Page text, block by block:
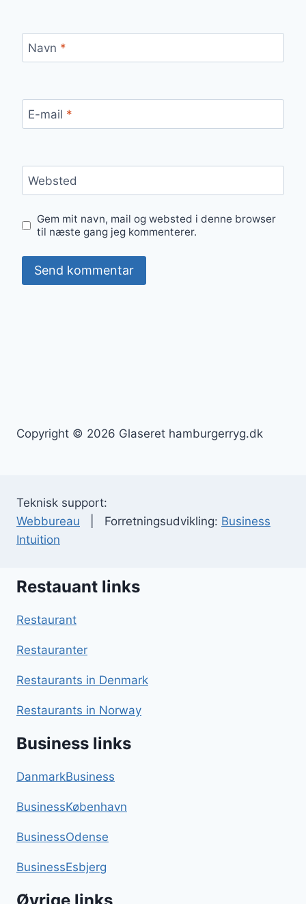
Navn *
E-mail *
Websted
Gem mit navn, mail og websted i denne browser
til næste gang jeg kommenterer.
Copyright © 2026 Glaseret hamburgerryg.dk
Teknisk support:
Webbureau | Forretningsudvikling: Business
Intuition
Restauant links
Restaurant
Restauranter
Restaurants in Denmark
Restaurants in Norway
Business links
DanmarkBusiness
BusinessKøbenhavn
BusinessOdense
BusinessEsbjerg